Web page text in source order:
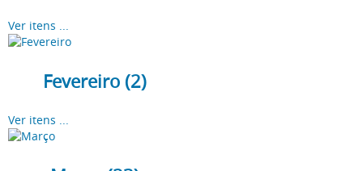
Ver itens ...
Fevereiro (2)
Ver itens ...